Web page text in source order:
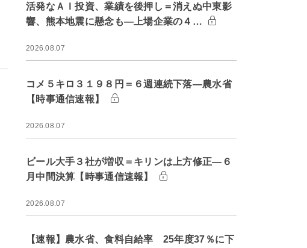
活発なＡＩ投資、業績を後押し＝消えぬ中東影
響、熊本地震に懸念も―上場企業の４…
2026.08.07
コメ５キロ３１９８円＝６週連続下落―農水省
【時事通信速報】
2026.08.07
ビール大手３社が増収＝キリンは上方修正―６
月中間決算【時事通信速報】
2026.08.07
【速報】農水省、食料自給率 25年度37％に下